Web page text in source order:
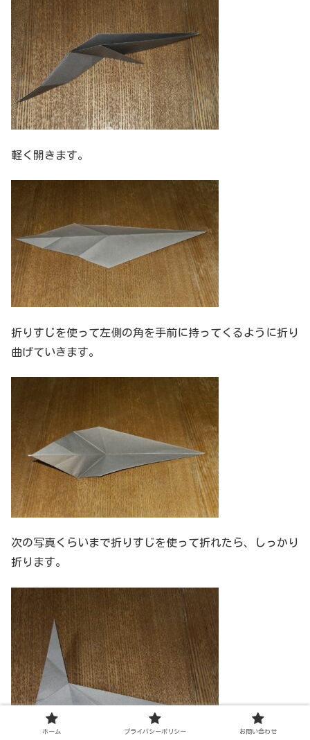
軽く開きます。
折りすじを使って左側の角を手前に持ってくるように折り
曲げていきます。
次の写真くらいまで折りすじを使って折れたら、しっかり
折ります。
ホーム プライバシーポリシー お問い合わせ